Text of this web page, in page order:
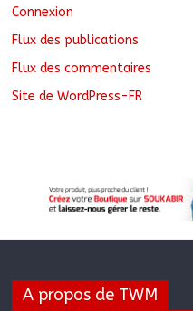
Connexion
Flux des publications
Flux des commentaires
Site de WordPress-FR
A propos de TWM